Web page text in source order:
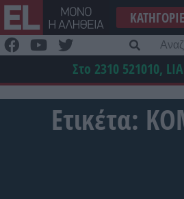
Μετάβαση
στο
περιεχόμενο
Στο 2310 521010,
Ετικέτα: